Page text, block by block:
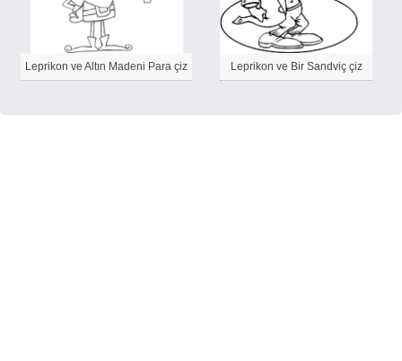
Leprikon ve Altın Madeni Para çiz Leprikon ve Bir Sandviç çiz